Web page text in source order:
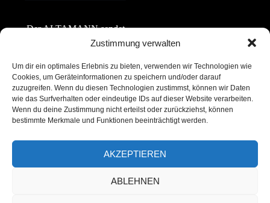
Zustimmung verwalten
Um dir ein optimales Erlebnis zu bieten, verwenden wir Technologien wie
Cookies, um Geräteinformationen zu speichern und/oder darauf
zuzugreifen. Wenn du diesen Technologien zustimmst, können wir Daten
wie das Surfverhalten oder eindeutige IDs auf dieser Website verarbeiten.
Wenn du deine Zustimmung nicht erteilst oder zurückziehst, können
bestimmte Merkmale und Funktionen beeinträchtigt werden.
AKZEPTIEREN
ABLEHNEN
Der ALTAMANN sendet
keinen Spam! Er gibt
weiter. Erfahre mehr in
unserer
Datenschutzerklärung.